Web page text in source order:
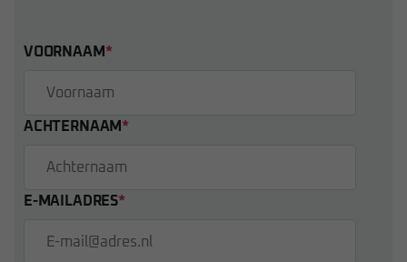
VOORNAAM *
ACHTERNAAM *
E-MAILADRES*